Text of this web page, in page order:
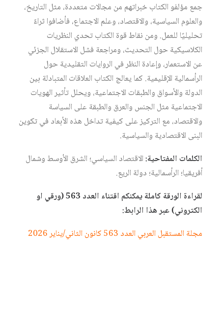
جمع مؤلفو الكتاب خبراتهم من مجالات متعددة، مثل التاريخ،
والعلوم السياسية، والاقتصاد، وعلم الاجتماع، فأضافوا ثراءً
تحليليًا للعمل. ومن نقاط قوة الكتاب تحدي النظريات
الكلاسيكية حول التحديث، ومراجعة فشل الاستقلال الجزئي
عن الاستعمار، وإعادة النظر في الروايات التقليدية حول
الرأسمالية الإقليمية. كما يعالج الكتاب العلاقات المتبادلة بين
الدولة والأسواق والطبقات الاجتماعية، ويحلل تأثير الهويات
الاجتماعية مثل الجنس والعرق والطبقة على السياسة
والاقتصاد، مع التركيز على كيفية تداخل هذه الأبعاد في تكوين
البنى الاقتصادية والسياسية.
الكلمات المفتاحية:الاقتصاد السياسي؛ الشرق الأوسط وشمال
أفريقيا؛ الرأسمالية؛ دولة الريع.
لقراءة الورقة كاملة يمكنكم اقتناء العدد 563 (ورقي او
الكتروني) عبر هذا الرابط:
مجلة المستقبل العربي العدد 563 كانون الثاني/يناير 2026